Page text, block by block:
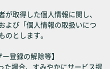
取得した個人情報に関し、
よび「個人情報の取扱いにつ
とします。
登録の解除等】
た場合、すみやかにサービス提